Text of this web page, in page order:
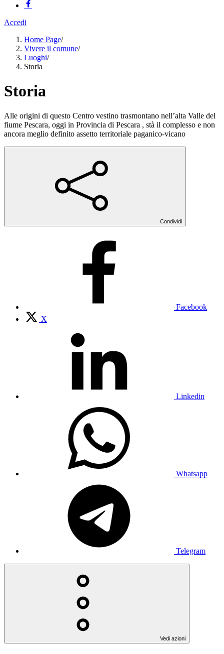
Accedi
Home Page/
Vivere il comune/
Luoghi/
Storia
Storia
Alle origini di questo Centro vestino trasmontano nell’alta Valle del
fiume Pescara, oggi in Provincia di Pescara , stà il complesso e non
ancora meglio definito assetto territoriale paganico-vicano
Condividi
Facebook
X
Linkedin
Whatsapp
Telegram
Vedi azioni